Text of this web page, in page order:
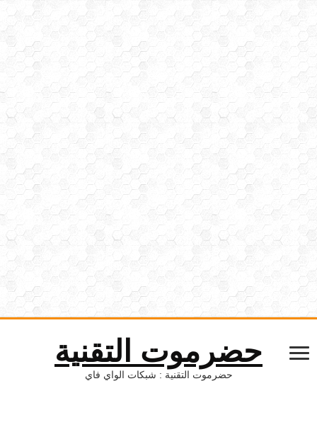
حضرموت التقنية
حضرموت التقنية : شبكات الواي فاي